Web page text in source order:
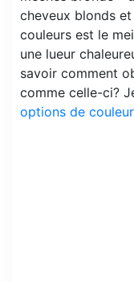
cheveux blonds
couleurs est le
une lueur
savoir comment
comme celle-ci?
options de